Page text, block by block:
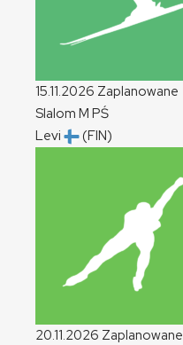
15.11.2026 Zaplanowane
Slalom M PŚ
Levi
(FIN)
20.11.2026 Zaplanowane